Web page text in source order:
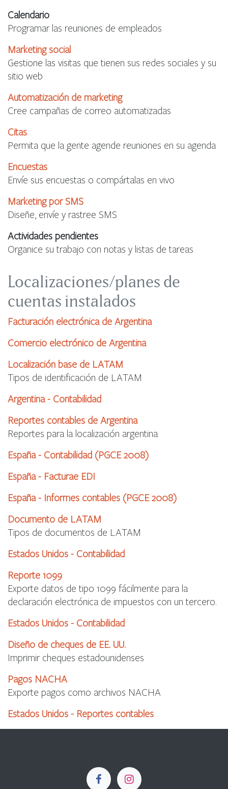
Calendario
Programar las reuniones de empleados
Marketing social
Gestione las visitas que tienen sus redes sociales y su
sitio web
Automatización de marketing
Cree campañas de correo automatizadas
Citas
Permita que la gente agende reuniones en su agenda
Encuestas
Envíe sus encuestas o compártalas en vivo
Marketing por SMS
Diseñe, envíe y rastree SMS
Actividades pendientes
Organice su trabajo con notas y listas de tareas
Localizaciones/planes de
cuentas instalados
Facturación electrónica de Argentina
Comercio electrónico de Argentina
Localización base de LATAM
Tipos de identificación de LATAM
Argentina - Contabilidad
Reportes contables de Argentina
Reportes para la localización argentina
España - Contabilidad (PGCE 2008)
España - Facturae EDI
España - Informes contables (PGCE 2008)
Documento de LATAM
Tipos de documentos de LATAM
Estados Unidos - Contabilidad
Reporte 1099
Exporte datos de tipo 1099 fácilmente para la
declaración electrónica de impuestos con un tercero.
Estados Unidos - Contabilidad
Diseño de cheques de EE. UU.
Imprimir cheques estadounidenses
Pagos NACHA
Exporte pagos como archivos NACHA
Estados Unidos - Reportes contables